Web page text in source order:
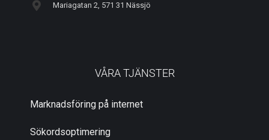
Mariagatan 2, 571 31 Nässjö
VÅRA TJÄNSTER
Marknadsföring på internet
Sökordsoptimering